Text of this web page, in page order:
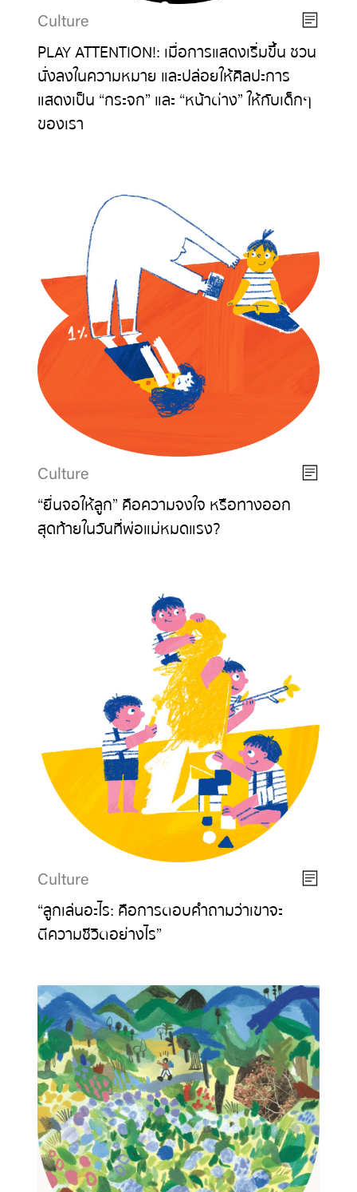
Culture
PLAY ATTENTION!: เมื่อการแสดงเริ่มขึ้น ชวน
นั่งลงในความหมาย และปล่อยให้ศิลปะการ
แสดงเป็น “กระจก” และ “หน้าต่าง” ให้กับเด็กๆ
ของเรา
Culture
“ยื่นจอให้ลูก” คือความจงใจ หรือทางออก
สุดท้ายในวันที่พ่อแม่หมดแรง?
Culture
“ลูกเล่นอะไร: คือการตอบคำถามว่าเขาจะ
ตีความชีวิตอย่างไร”